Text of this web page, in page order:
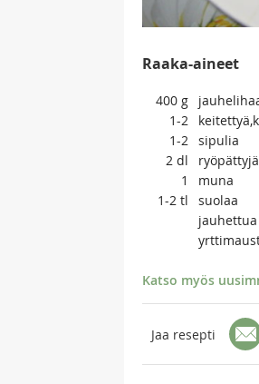
Raaka-aineet
400 g
1-2
1-2 sipulia
2 dl
1
muna
1-2 tl
suolaa
Katso myös
Jaa resepti